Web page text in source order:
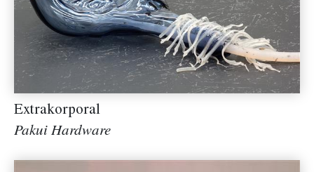
Extrakorporal
Pakui Hardware